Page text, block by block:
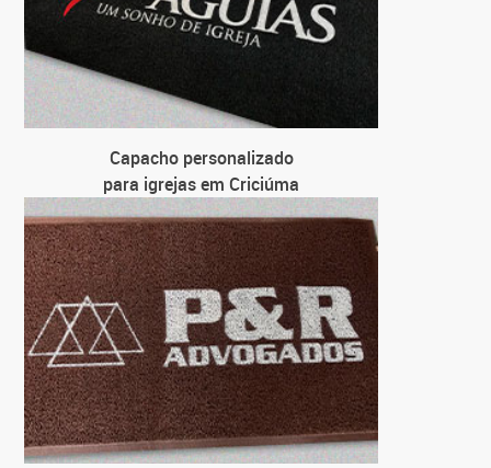
Capacho personalizado
para igrejas em Criciúma